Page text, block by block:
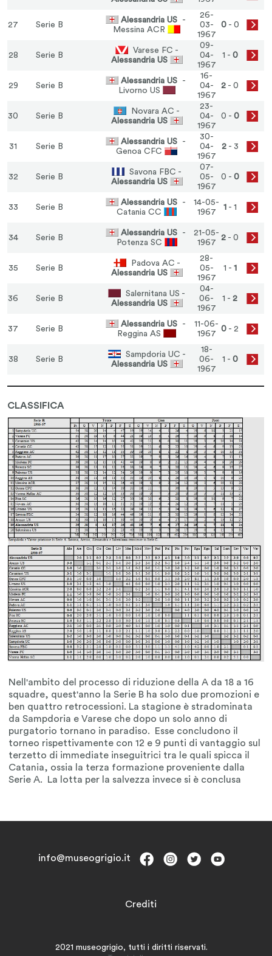
27 Serie B
Alessandria US-
Messina ACR
26-
03-
1967
0- 0
28 Serie B
Varese FC -
Alessandria US
09-
04-
1967
1 - 0
29 Serie B
Alessandria US-
Livorno US
16-
04-
1967
2 - 0
30 Serie B
Novara AC -
Alessandria US
23-
04-
1967
0 - 0
31 Serie B
Alessandria US-
Genoa CFC
30-
04-
1967
2- 3
32 Serie B
Savona FBC -
Alessandria US
07-
05-
1967
0 - 0
33 Serie B
Alessandria US-
Catania CC
14-05-
1967
1 - 1
34 Serie B
Alessandria US-
Potenza SC
21-05-
1967
2 - 0
35 Serie B
Padova AC -
Alessandria US
28-
05-
1967
1 - 1
36 Serie B
Salernitana US -
Alessandria US
04-
06-
1967
1 -2
37 Serie B
Alessandria US-
Reggina AS
11-06-
1967
0 - 2
38 Serie B
Sampdoria UC -
Alessandria US
18-
06-
1967
1 - 0
CLASSIFICA
info@museogrigio.it
Crediti
2021 museogrigio, tutti i diritti riservati.